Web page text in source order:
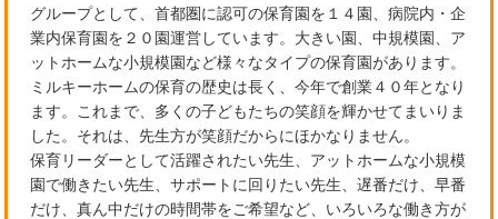
グループとして、首都圏に認可の保育園を１４園、病院内・企
業内保育園を２０園運営しています。大きい園、中規模園、ア
ットホームな小規模園など様々なタイプの保育園があります。
ミルキーホームの保育の歴史は長く、今年で創業４０年となり
ます。これまで、多くの子どもたちの笑顔を輝かせてまいりま
した。それは、先生方が笑顔だからにほかなりません。
保育リーダーとして活躍されたい先生、アットホームな小規模
園で働きたい先生、サポートに回りたい先生、遅番だけ、早番
だけ、真ん中だけの時間帯をご希望など、いろいろな働き方が